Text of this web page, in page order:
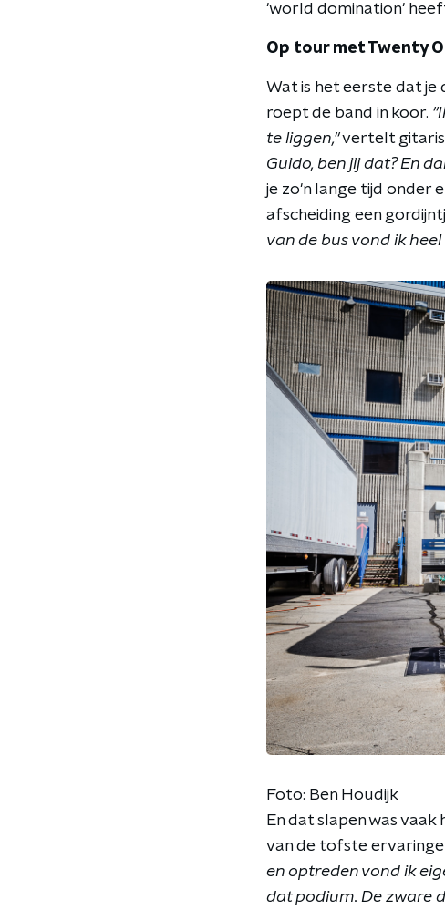
'world domination'
Op tour met Twenty
Wat is het eerste dat je
roept de band in koor.
te liggen,"vertelt
Guido, ben jij dat? En
je zo'n lange tijd onder
afscheiding een
van de bus vond ik
Foto: Ben Houdijk
En dat slapen was
van de tofste
en optreden vond ik
dat podium. De zware